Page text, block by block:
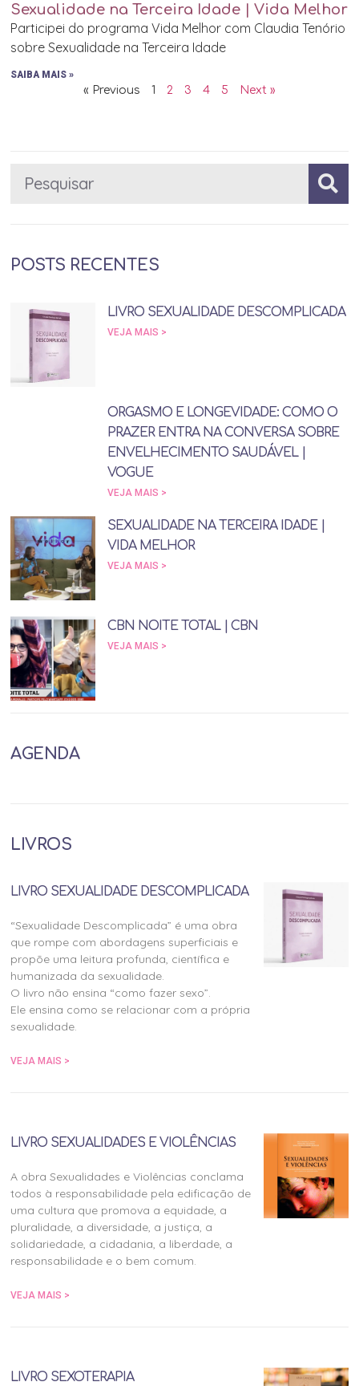
Sexualidade na Terceira Idade | Vida Melhor
Participei do programa Vida Melhor com Claudia Tenório
sobre Sexualidade na Terceira Idade
SAIBA MAIS »
« Previous 1 2 3 4 5 Next »
POSTS RECENTES
LIVRO SEXUALIDADE DESCOMPLICADA
VEJA MAIS >
ORGASMO E LONGEVIDADE: COMO O
PRAZER ENTRA NA CONVERSA SOBRE
ENVELHECIMENTO SAUDÁVEL |
VOGUE
VEJA MAIS >
SEXUALIDADE NA TERCEIRA IDADE |
VIDA MELHOR
VEJA MAIS >
CBN NOITE TOTAL | CBN
VEJA MAIS >
AGENDA
LIVROS
LIVRO SEXUALIDADE DESCOMPLICADA
“Sexualidade Descomplicada” é uma obra
que rompe com abordagens superficiais e
propõe uma leitura profunda, científica e
humanizada da sexualidade.
O livro não ensina “como fazer sexo”.
Ele ensina como se relacionar com a própria
sexualidade.
VEJA MAIS >
LIVRO SEXUALIDADES E VIOLÊNCIAS
A obra Sexualidades e Violências conclama
todos à responsabilidade pela edificação de
uma cultura que promova a equidade, a
pluralidade, a diversidade, a justiça, a
solidariedade, a cidadania, a liberdade, a
responsabilidade e o bem comum.
VEJA MAIS >
LIVRO SEXOTERAPIA